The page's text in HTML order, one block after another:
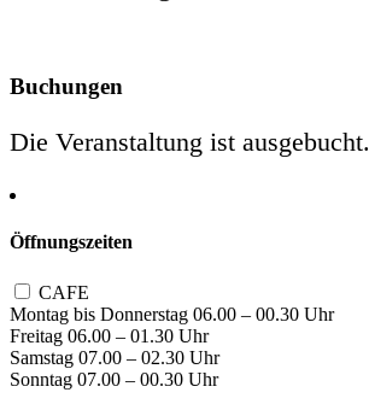
Buchungen
Die Veranstaltung ist ausgebucht.
Öffnungszeiten
CAFE
Montag bis Donnerstag 06.00 – 00.30 Uhr
Freitag 06.00 – 01.30 Uhr
Samstag 07.00 – 02.30 Uhr
Sonntag 07.00 – 00.30 Uhr